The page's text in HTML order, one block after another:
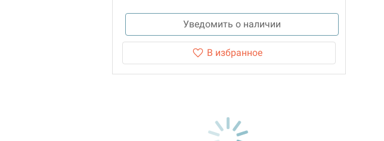
Уведомить о наличии
В избранное